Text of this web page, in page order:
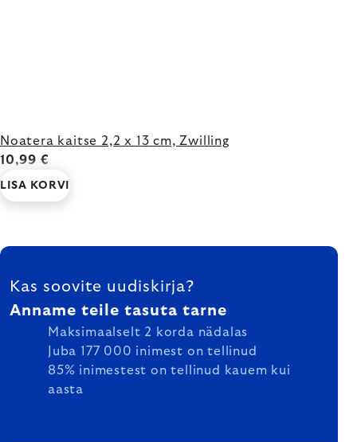
Noatera kaitse 2,2 x 13 cm, Zwilling
10,99 €
LISA KORVI
FOOTER
Kas soovite uudiskirja?
Anname teile tasuta tarne
Maksimaalselt 2 korda nädalas
Juba 177 000 inimest on tellinud
85% inimestest on tellinud kauem kui
aasta